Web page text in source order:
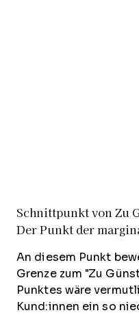
Schnittpunkt von Zu
Der Punkt der
An diesem Punkt
Grenze zum "Zu
Punktes wäre
Kund:innen ein so